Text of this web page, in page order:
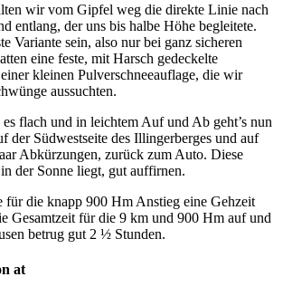
wir vom Gipfel weg die direkte Linie nach
entlang, der uns bis halbe Höhe begleitete.
Variante sein, also nur bei ganz sicheren
eine feste, mit Harsch gedeckelte
kleinen Pulverschneeauflage, die wir
aussuchten.
flach und in leichtem Auf und Ab geht’s nun
der Südwestseite des Illingerberges und auf
Abkürzungen, zurück zum Auto. Diese
der Sonne liegt, gut auffirnen.
für die knapp 900 Hm Anstieg eine Gehzeit
Gesamtzeit für die 9 km und 900 Hm auf und
betrug gut 2 ½ Stunden.
at